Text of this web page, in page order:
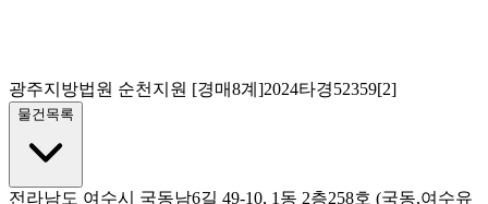
광주지방법원 순천지원 [경매8계]2024타경52359[2]
물건목록
전라남도 여수시 국동남6길 49-10, 1동 2층258호 (국동,여수유